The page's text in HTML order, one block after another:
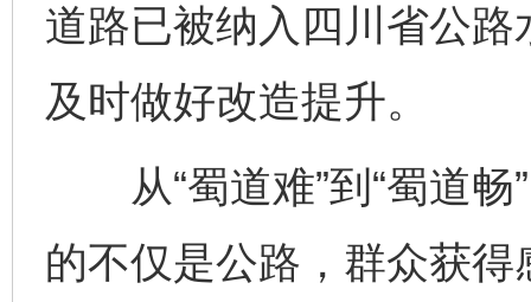
道路已被纳入四川省公
及时做好改造提升。
从“蜀道难”到“蜀道畅”
的不仅是公路，群众获